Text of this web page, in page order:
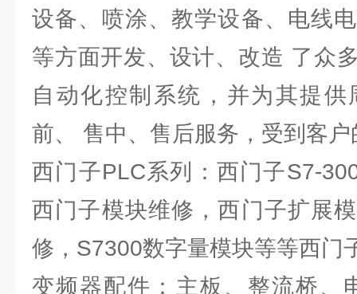
设备、喷涂、教学设备、电线
等方面开发、设计、改造 了众
自动化控制系统，并为其提
前、 售中、售后服务，受到客
西门子PLC系列：西门子S7-
西门子模块维修，西门子扩展
修，S7300数字量模块等等西门
变频器配件：主板、整流桥、